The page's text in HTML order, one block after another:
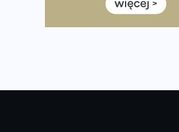
okazji trenować pod HYROX?
Jak zaplanować domowe cardio bez